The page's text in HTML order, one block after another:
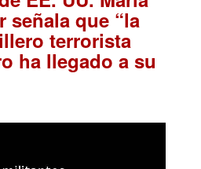
señala que “la
terrorista
ha llegado a su